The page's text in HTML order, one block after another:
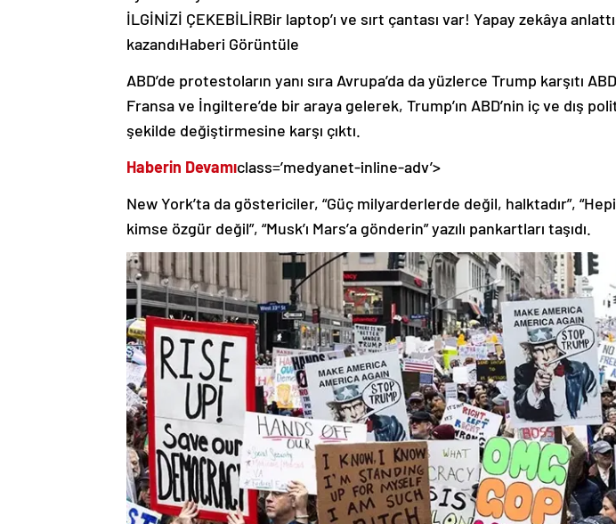
İLGİNİZİ ÇEKEBİLİRBir laptop’ı ve sırt çantası var! Yapay zekâya
kazandıHaberi Görüntüle
ABD’de protestoların yanı sıra Avrupa’da da yüzlerce Trump karşıtı
Fransa ve İngiltere’de bir araya gelerek, Trump’ın ABD’nin iç ve dış
şekilde değiştirmesine karşı çıktı.
Haberin Devamıclass=’medyanet-inline-adv’>
New York’ta da göstericiler, “Güç milyarderlerde değil, halktadır”,
kimse özgür değil”, “Musk’ı Mars’a gönderin” yazılı pankartları taşıdı.